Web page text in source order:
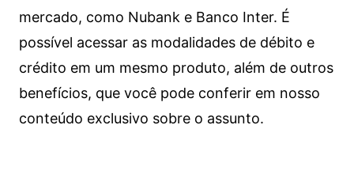
mercado, como Nubank e Banco Inter. É
possível acessar as modalidades de débito e
crédito em um mesmo produto, além de outros
benefícios, que você pode conferir em nosso
conteúdo exclusivo sobre o assunto.